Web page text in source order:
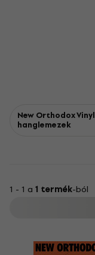
New Orthodox Vinyl
hanglemezek
1 - 1 a 1 termék-ból